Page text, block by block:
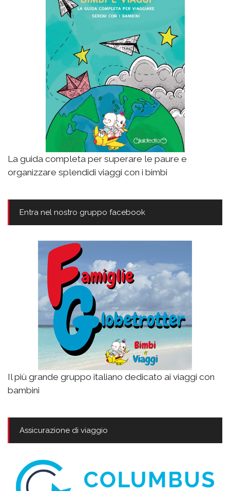
La guida completa per superare le paure e
organizzare splendidi viaggi con i bimbi
Entra nel nostro gruppo facebook
Il più grande gruppo italiano dedicato ai viaggi con
bambini
Assicurazione di viaggio